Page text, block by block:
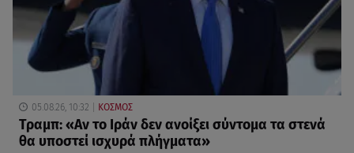
05.08.26, 10:32 ΚΟΣΜΟΣ
Τραμπ: «Αν το Ιράν δεν ανοίξει σύντομα τα στενά
θα υποστεί ισχυρά πλήγματα»